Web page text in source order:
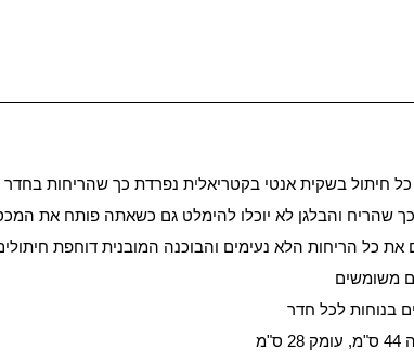
חיתול בשקית אנטי בקטריאלית נפרדת כך שהריחות בחדר
כך שהריח והבלגן לא יוכלו להימלט גם כשאתה פותח את
כל הריחות הלא נעימים והבוכנה המובנית דוחפת
בנוחות לכל חדר